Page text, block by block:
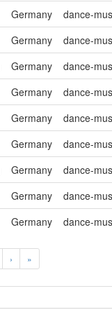
Germany
dance-
Germany
dance-
Germany
dance-
Germany
dance-
Germany
dance-
Germany
dance-
Germany
dance-
Germany
dance-
Germany dance-
› »